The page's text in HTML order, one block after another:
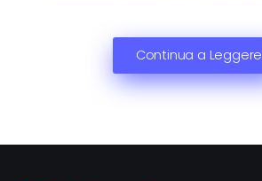
Continua a Leggere